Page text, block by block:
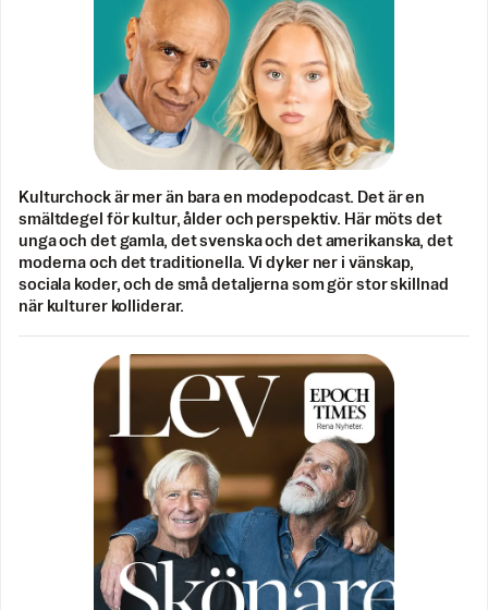
Kulturchock är mer än bara en modepodcast. Det är en
smältdegel för kultur, ålder och perspektiv. Här möts det
unga och det gamla, det svenska och det amerikanska, det
moderna och det traditionella. Vi dyker ner i vänskap,
sociala koder, och de små detaljerna som gör stor skillnad
när kulturer kolliderar.